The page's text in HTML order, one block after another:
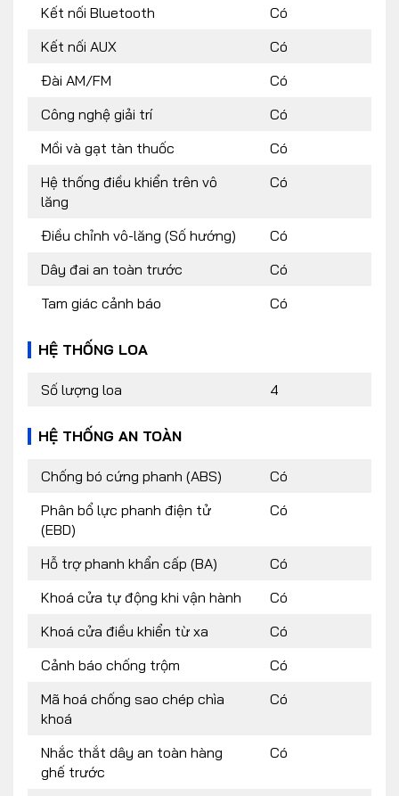
Kết nối Bluetooth
Có
Kết nối AUX
Có
Đài AM/FM
Có
Công nghệ giải trí
Có
Mồi và gạt tàn thuốc
Có
Hệ thống điều khiển trên vô
lăng
Có
Điều chỉnh vô-lăng (Số hướng)
Có
Dây đai an toàn trước
Có
Tam giác cảnh báo
Có
HỆ THỐNG LOA
Số lượng loa 4
HỆ THỐNG AN TOÀN
Chống bó cứng phanh (ABS)
Có
Phân bổ lực phanh điện tử
(EBD)
Có
Hỗ trợ phanh khẩn cấp (BA)
Có
Khoá cửa tự động khi vận hành
Có
Khoá cửa điều khiển từ xa
Có
Cảnh báo chống trộm
Có
Mã hoá chống sao chép chìa
khoá
Có
Nhắc thắt dây an toàn hàng
ghế trước
Có